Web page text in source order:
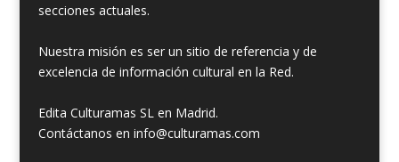
secciones actuales.
Nuestra misión es ser un sitio de referencia y de
excelencia de información cultural en la Red.
Edita Culturamas SL en Madrid.
Contáctanos en info@culturamas.com